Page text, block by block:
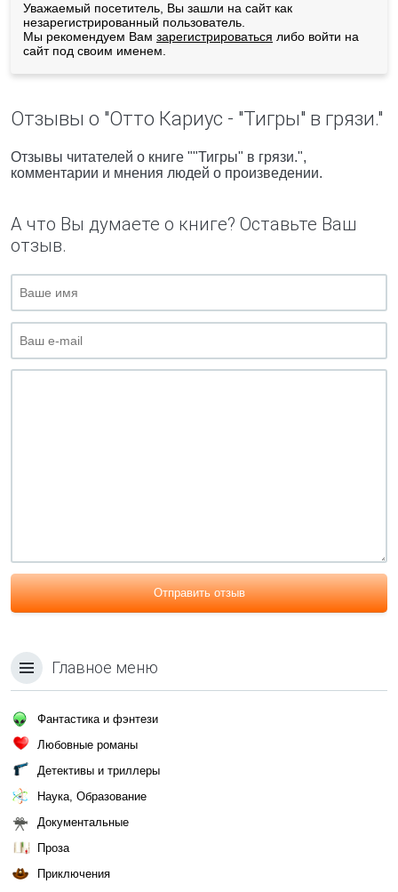
Уважаемый посетитель, Вы зашли на сайт как
незарегистрированный пользователь.
Мы рекомендуем Вам зарегистрироваться либо войти на
сайт под своим именем.
Отзывы о "Отто Кариус - "Тигры" в грязи."
Отзывы читателей о книге ""Тигры" в грязи.",
комментарии и мнения людей о произведении.
А что Вы думаете о книге? Оставьте Ваш
отзыв.
Отправить отзыв
Главное меню
Фантастика и фэнтези
Любовные романы
Детективы и триллеры
Наука, Образование
Документальные
Проза
Приключения